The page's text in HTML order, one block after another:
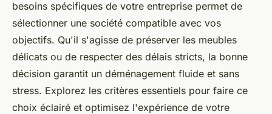
Lyam•24 octobre 2024•7 min de lecture
besoins spécifiques de votre entreprise permet de
sélectionner une société compatible avec vos
objectifs. Qu'il s'agisse de préserver les meubles
délicats ou de respecter des délais stricts, la bonne
décision garantit un déménagement fluide et sans
stress. Explorez les critères essentiels pour faire ce
choix éclairé et optimisez l'expérience de votre